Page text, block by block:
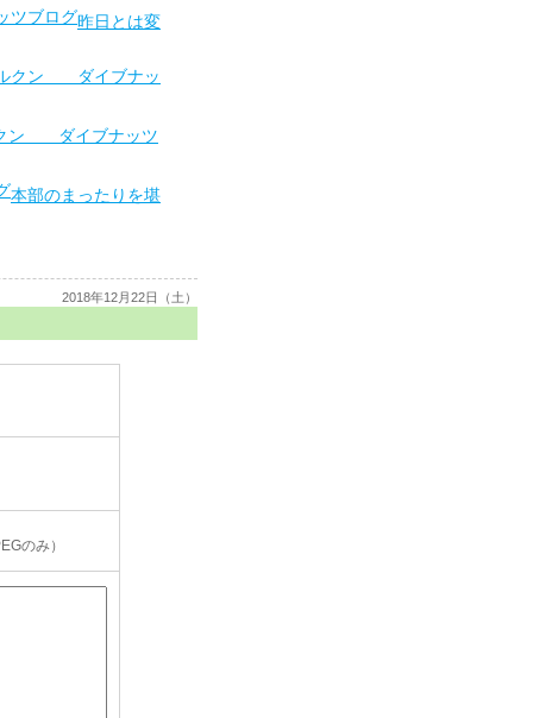
昨日とは変
クン ダイブナッツ
本部のまったりを堪
2018年12月22日（土）
のみ）